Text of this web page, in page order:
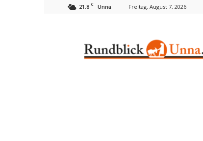
21.8 C Unna Freitag, August 7, 2026